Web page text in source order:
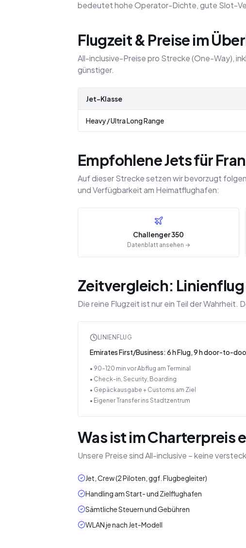
bedeutet hohe Operator-Dichte, gute Slot-
Flugzeit & Preise im
All-inclusive-Preise pro Strecke (One-Way),
günstiger.
Jet-Klasse
Heavy / Ultra Long Range
Empfohlene Jets für
Auf dieser Strecke setzen wir bevorzugt
und Verfügbarkeit am Heimatflughafen:
Challenger 350
Datenblatt ansehen →
Zeitvergleich:
Die reine Flugzeit ist nur ein Teil der
LINIENFLUG
Emirates First/Business: 6 h Flug, 9 h door-to-
• 90–120 min vor Abflug am Terminal
• Check-in, Security, Boarding
• Gepäckausgabe + Customs am Ziel
• Eigener Transfer ins Stadtzentrum
Was ist im Charterpreis
Unsere Preise sind All-inclusive – keine
Jet, Crew (2 Piloten, ggf. Flugbegleiter)
Handling am Start- und Zielflughafen
Sämtliche Steuern und Gebühren
WLAN je nach Jet-Modell